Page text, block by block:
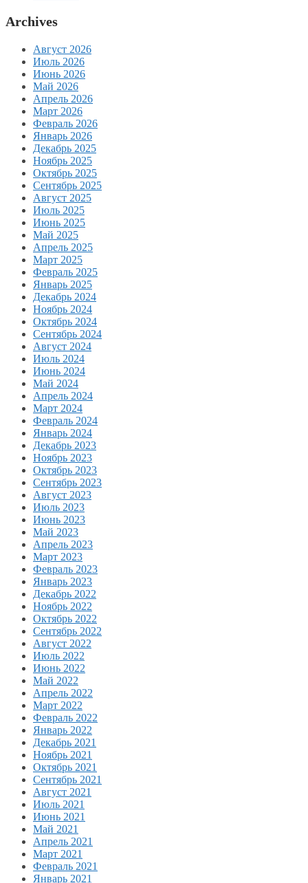
Archives
Август 2026
Июль 2026
Июнь 2026
Май 2026
Апрель 2026
Март 2026
Февраль 2026
Январь 2026
Декабрь 2025
Ноябрь 2025
Октябрь 2025
Сентябрь 2025
Август 2025
Июль 2025
Июнь 2025
Май 2025
Апрель 2025
Март 2025
Февраль 2025
Январь 2025
Декабрь 2024
Ноябрь 2024
Октябрь 2024
Сентябрь 2024
Август 2024
Июль 2024
Июнь 2024
Май 2024
Апрель 2024
Март 2024
Февраль 2024
Январь 2024
Декабрь 2023
Ноябрь 2023
Октябрь 2023
Сентябрь 2023
Август 2023
Июль 2023
Июнь 2023
Май 2023
Апрель 2023
Март 2023
Февраль 2023
Январь 2023
Декабрь 2022
Ноябрь 2022
Октябрь 2022
Сентябрь 2022
Август 2022
Июль 2022
Июнь 2022
Май 2022
Апрель 2022
Март 2022
Февраль 2022
Январь 2022
Декабрь 2021
Ноябрь 2021
Октябрь 2021
Сентябрь 2021
Август 2021
Июль 2021
Июнь 2021
Май 2021
Апрель 2021
Март 2021
Февраль 2021
Январь 2021